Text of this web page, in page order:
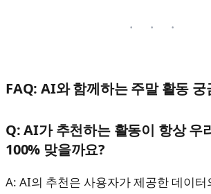
FAQ: AI와 함께하는 주말 활동 궁
Q: AI가 추천하는 활동이 항상 우
100% 맞을까요?
A: AI의 추천은 사용자가 제공한 데이터